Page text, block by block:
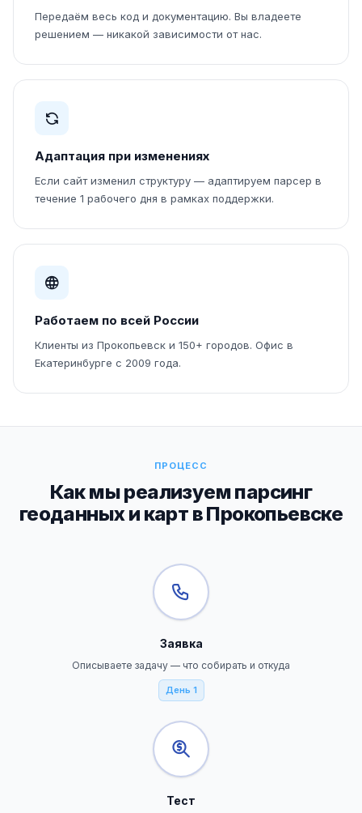
Передаём весь код и документацию. Вы владеете
решением — никакой зависимости от нас.
Адаптация при изменениях
Если сайт изменил структуру — адаптируем парсер в
течение 1 рабочего дня в рамках поддержки.
Работаем по всей России
Клиенты из Прокопьевск и 150+ городов. Офис в
Екатеринбурге с 2009 года.
ПРОЦЕСС
Как мы реализуем парсинг
геоданных и карт в Прокопьевске
Заявка
Описываете задачу — что собирать и откуда
День 1
Тест